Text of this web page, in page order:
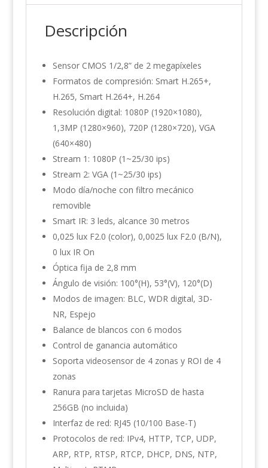
Descripción
Sensor CMOS 1/2,8” de 2 megapíxeles
Formatos de compresión: Smart H.265+,
H.265, Smart H.264+, H.264
Resolución digital: 1080P (1920×1080),
1,3MP (1280×960), 720P (1280×720), VGA
(640×480)
Stream 1: 1080P (1~25/30 ips)
Stream 2: VGA (1~25/30 ips)
Modo día/noche con filtro mecánico
removible
Smart IR: 3 leds, alcance 30 metros
0,025 lux F2.0 (color), 0,0025 lux F2.0 (B/N),
0 lux IR On
Óptica fija de 2,8 mm
Ángulo de visión: 100°(H), 53°(V), 120°(D)
Modos de imagen: BLC, WDR digital, 3D-
NR, Espejo
Balance de blancos con 6 modos
Control de ganancia automático
Soporta videosensor de 4 zonas y ROI de 4
zonas
Ranura para tarjetas MicroSD de hasta
256GB (no incluida)
Interfaz de red: RJ45 (10/100 Base-T)
Protocolos de red: IPv4, HTTP, TCP, UDP,
ARP, RTP, RTSP, RTCP, DHCP, DNS, NTP,